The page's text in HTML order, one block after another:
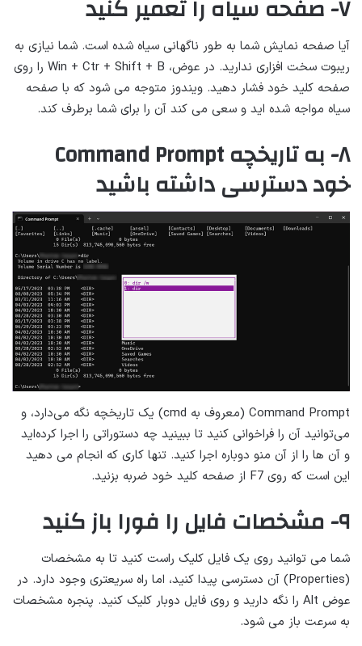
۷- صفحه سیاه را تعمیر کنید
آیا صفحه نمایش شما به طور ناگهانی سیاه شده است. شما نیازی به
ریبوت سخت افزاری ندارید. در عوض، Win + Ctr + Shift + B را روی
صفحه کلید خود فشار دهید. ویندوز متوجه می شود که با صفحه
سیاه مواجه شده اید و سعی می کند آن را برای شما برطرف کند.
۸- به تاریخچه Command Prompt
خود دسترسی داشته باشید
Command Prompt (معروف به cmd) یک تاریخچه نگه می‌دارد، و
می‌توانید آن را فراخوانی کنید تا ببینید چه دستوراتی را اجرا کرده‌اید
و آن ها را از آن منو دوباره اجرا کنید. تنها کاری که انجام می دهید
این است که روی F7 از صفحه کلید خود ضربه بزنید.
۹- مشخصات فایل را فورا باز کنید
شما می توانید روی یک فایل کلیک راست کنید تا به مشخصات
(Properties) آن دسترسی پیدا کنید، اما راه سریعتری وجود دارد. در
عوض Alt را نگه دارید و روی فایل دوبار کلیک کنید. پنجره مشخصات
به سرعت باز می شود.